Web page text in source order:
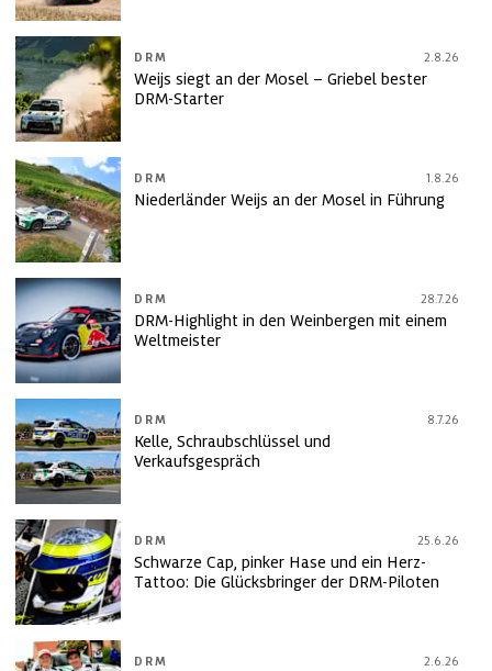
DRM 2.8.26
Weijs siegt an der Mosel – Griebel bester
DRM-Starter
DRM 1.8.26
Niederländer Weijs an der Mosel in Führung
DRM 28.7.26
DRM-Highlight in den Weinbergen mit einem
Weltmeister
DRM 8.7.26
Kelle, Schraubschlüssel und
Verkaufsgespräch
DRM 25.6.26
Schwarze Cap, pinker Hase und ein Herz-
Tattoo: Die Glücksbringer der DRM-Piloten
DRM 2.6.26